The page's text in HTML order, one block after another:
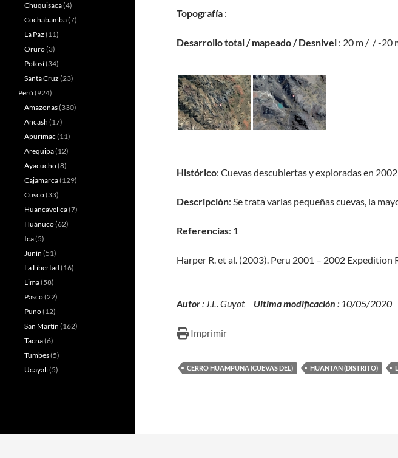
Topografía :
Desarrollo total / mapeado / Desnivel : 20 m / / -20
Histórico: Cuevas descubiertas y exploradas en
Descripción: Se trata varias pequeñas cuevas, la
Referencias: 1
Harper R. et al. (2003). Peru 2001 – 2002 Expedition
Autor: J.L. Guyot Ultima modificación : 10/05/2020
Imprimir
CERRO HUAMPUNA (CUEVAS DEL) HUANTAN (DISTRITO)
Chuquisaca(4)
Cochabamba(7)
La Paz (11)
Oruro(3)
Potosí(34)
Santa Cruz (23)
Perú (924)
Amazonas(330)
Ancash (17)
Apurimac (11)
Arequipa(12)
Ayacucho(8)
Cajamarca(129)
Cusco(33)
Huancavelica(7)
Huánuco(62)
Ica(5)
Junín (51)
La Libertad (16)
Lima(58)
Pasco(22)
Puno(12)
San Martín (162)
Tacna(6)
Tumbes(5)
Ucayali(5)